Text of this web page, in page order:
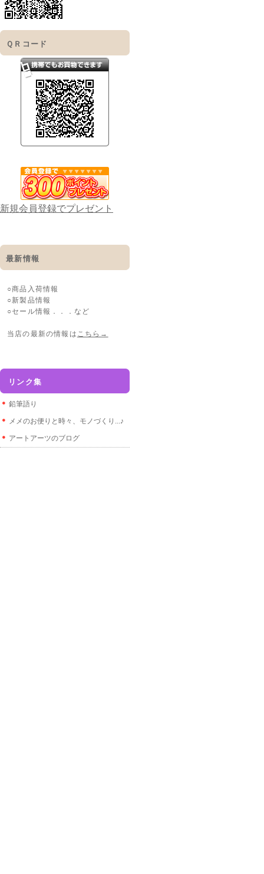
ＱＲコード
新規会員登録でプレゼント
最新情報
○商品入荷情報
○新製品情報
○セール情報．．．など
当店の最新の情報は こちら→
リンク集
鉛筆語り
メメのお便りと時々、モノづくり...♪
アートアーツのブログ